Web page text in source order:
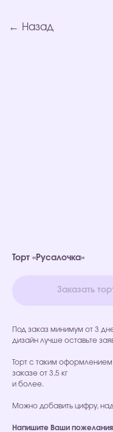
Торт «Русалочка»
Заказать
Под заказ минимум от 3
дизайн лучше оставьте
Торт с таким
заказе от 3,5 кг
и более.
Можно добавить цифру,
Напишите Ваши